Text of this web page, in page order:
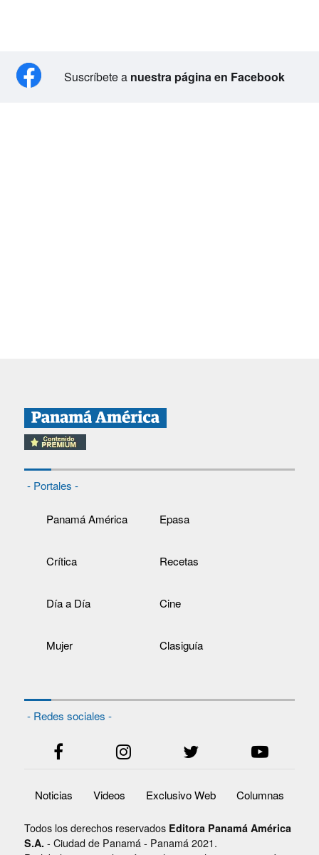
Suscríbete a nuestra página en Facebook
- Portales -
Panamá América Epasa
Crítica Recetas
Día a Día Cine
Mujer Clasiguía
- Redes sociales -
Noticias Videos Exclusivo Web Columnas
Todos los derechos reservados Editora Panamá América
S.A. - Ciudad de Panamá - Panamá 2021.